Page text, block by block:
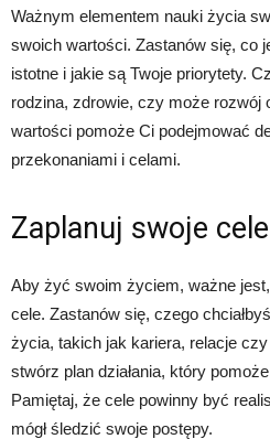
Ważnym elementem nauki życia
swoich wartości. Zastanów się, co
istotne i jakie są Twoje priorytety.
rodzina, zdrowie, czy może rozwój
wartości pomoże Ci podejmować
przekonaniami i celami.
Zaplanuj swoje cele
Aby żyć swoim życiem, ważne
cele. Zastanów się, czego
życia, takich jak kariera, relacje
stwórz plan działania, który
Pamiętaj, że cele powinny być
mógł śledzić swoje postępy.